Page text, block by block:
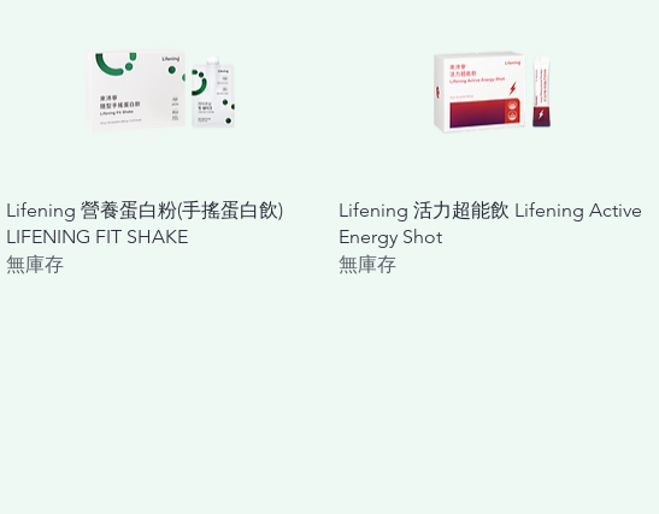
快速瀏覽
Lifening 營養蛋白粉(手搖蛋白飲)
LIFENING FIT SHAKE
無庫存
快速瀏覽
Lifening 活力超能飲 Lifening Active
Energy Shot
無庫存